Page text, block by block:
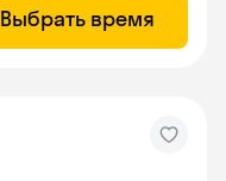
Выбрать время